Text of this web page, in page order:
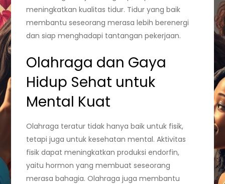
meningkatkan kualitas tidur. Tidur yang baik
membantu seseorang merasa lebih berenergi
dan siap menghadapi tantangan pekerjaan.
Olahraga dan Gaya
Hidup Sehat untuk
Mental Kuat
Olahraga teratur tidak hanya baik untuk fisik,
tetapi juga untuk kesehatan mental. Aktivitas
fisik dapat meningkatkan produksi endorfin,
yaitu hormon yang membuat seseorang
merasa bahagia. Olahraga juga membantu